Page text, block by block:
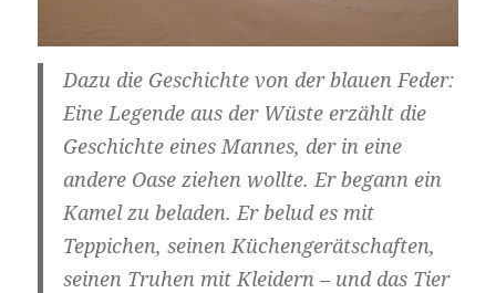
Dazu die Geschichte von der blauen Feder:
Eine Legende aus der Wüste erzählt die
Geschichte eines Mannes, der in eine
andere Oase ziehen wollte. Er begann ein
Kamel zu beladen. Er belud es mit
Teppichen, seinen Küchengerätschaften,
seinen Truhen mit Kleidern – und das Tier